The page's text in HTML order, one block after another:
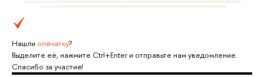
Нашли опечатку?
Выделите её, нажмите Ctrl+Enter и отправьте нам уведомление.
Спасибо за участие!